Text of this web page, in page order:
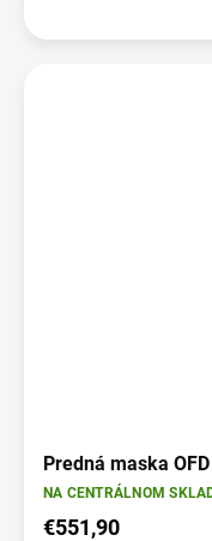
Predná maska
NA CENTRÁLNOM
€551,90